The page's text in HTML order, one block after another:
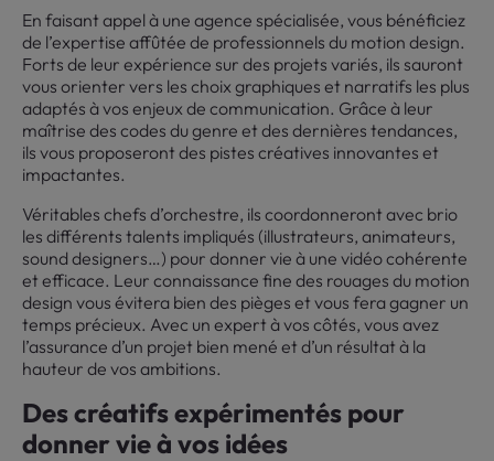
En faisant appel à une agence spécialisée, vous bénéficiez
de l’expertise affûtée de professionnels du motion design.
Forts de leur expérience sur des projets variés, ils sauront
vous orienter vers les choix graphiques et narratifs les plus
adaptés à vos enjeux de communication. Grâce à leur
maîtrise des codes du genre et des dernières tendances,
ils vous proposeront des pistes créatives innovantes et
impactantes.
Véritables chefs d’orchestre, ils coordonneront avec brio
les différents talents impliqués (illustrateurs, animateurs,
sound designers…) pour donner vie à une vidéo cohérente
et efficace. Leur connaissance fine des rouages du motion
design vous évitera bien des pièges et vous fera gagner un
temps précieux. Avec un expert à vos côtés, vous avez
l’assurance d’un projet bien mené et d’un résultat à la
hauteur de vos ambitions.
Des créatifs expérimentés pour
donner vie à vos idées